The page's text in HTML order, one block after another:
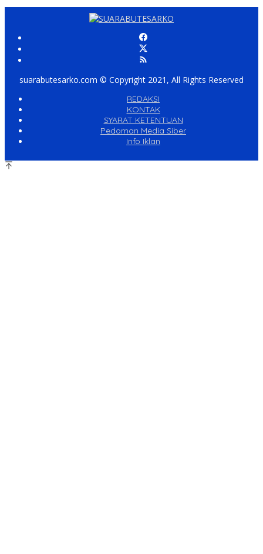
suarabutesarko.com © Copyright 2021, All Rights Reserved
REDAKSI
KONTAK
SYARAT KETENTUAN
Pedoman Media Siber
Info Iklan